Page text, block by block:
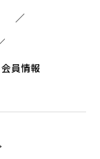
会員情報